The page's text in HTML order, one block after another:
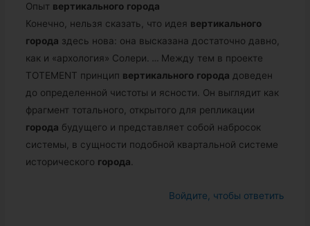
Опыт вертикального города
Конечно, нельзя сказать, что идея вертикального
города здесь нова: она высказана достаточно давно,
как и «архология» Солери.
… Между тем в проекте
TOTEMENT принцип вертикального города доведен
до определенной чистоты и ясности. Он выглядит как
фрагмент тотального, открытого для репликации
города будущего и представляет собой набросок
системы, в сущности подобной квартальной системе
исторического города
Войдите, чтобы ответить